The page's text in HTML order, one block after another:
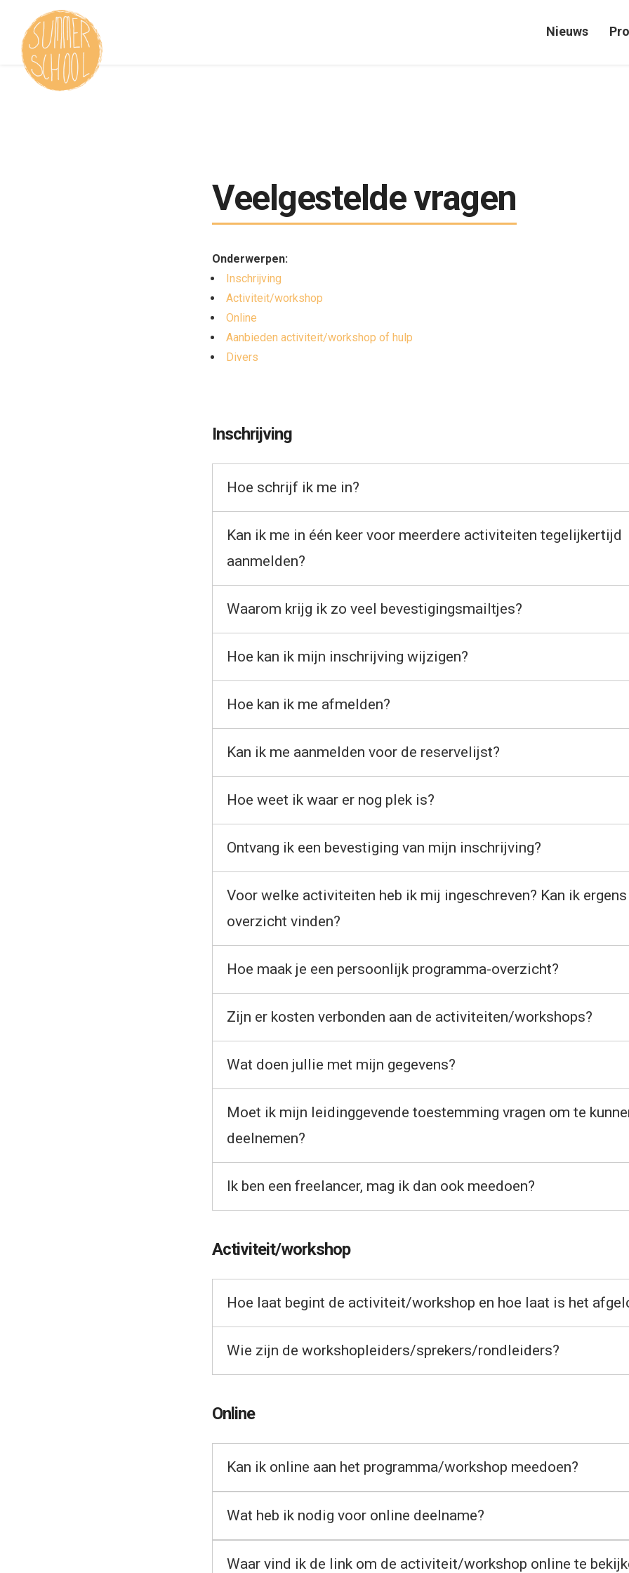
Nieuws
Veelgestelde vragen
Onderwerpen:
Inschrijving
Activiteit/workshop
Online
Aanbieden activiteit/workshop of hulp
Divers
Inschrijving
Hoe schrijf ik me in?
Kan ik me in één keer voor meerdere activiteiten tegelijkertijd
aanmelden?
Waarom krijg ik zo veel bevestigingsmailtjes?
Hoe kan ik mijn inschrijving wijzigen?
Hoe kan ik me afmelden?
Kan ik me aanmelden voor de reservelijst?
Hoe weet ik waar er nog plek is?
Ontvang ik een bevestiging van mijn inschrijving?
Voor welke activiteiten heb ik mij ingeschreven? Kan ik ergens
overzicht vinden?
Hoe maak je een persoonlijk programma-overzicht?
Zijn er kosten verbonden aan de activiteiten/workshops?
Wat doen jullie met mijn gegevens?
Moet ik mijn leidinggevende toestemming vragen om te
deelnemen?
Ik ben een freelancer, mag ik dan ook meedoen?
Activiteit/workshop
Hoe laat begint de activiteit/workshop en hoe laat is het
Wie zijn de workshopleiders/sprekers/rondleiders?
Online
Kan ik online aan het programma/workshop meedoen?
Wat heb ik nodig voor online deelname?
Waar vind ik de link om de activiteit/workshop online te